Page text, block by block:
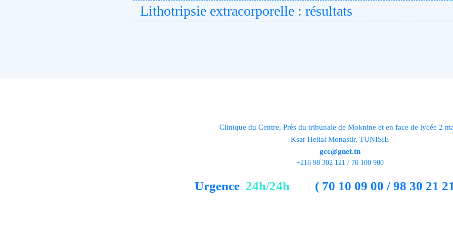
Lithotripsie extracorporelle : résultats
Clinique du Centre, Près du tribunale de Moknine et en face de lycée 2
Ksar Hellal Monastir, TUNISIE
gcc@gnet.tn
+216 98 302 121 / 70 100 900
Urgence 24h/24h ( 70 10 09 00 / 98 30 21